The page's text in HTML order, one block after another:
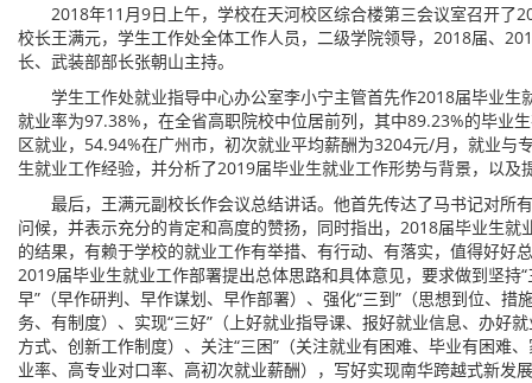
2018年11月9日上午，学校在天河校区综合楼第三会议室召开了
校长王满元，学生工作处全体工作人员，二级学院领导，2018届、
长、武装部部长张朝山主持。
学生工作处就业指导中心办公室李小宁主管首先作2018届毕业生
就业率为97.38%，在全省高职院校中位居前列，其中89.23%的毕业
区就业，54.94%在广州市，初次就业平均薪酬为3204元/月，就业与
生就业工作经验，并分析了2019届毕业生就业工作形势与背景，以
最后，王满元副校长作会议总结讲话。他首先传达了马书记对所
问候，并表示充分的肯定和高度的赞扬，同时指出，2018届毕业生
的结果，有赖于学校的就业工作有举措、有行动、有落实，值得好好
2019届毕业生就业工作部署提出总体思路和具体意见，要求做到坚持
早”（早作研判、早作谋划、早作部署）、强化“三到”（思想到位、措
务、有制度）、实现“三好”（上好就业指导课、报好就业信息、办好
方式、创新工作制度）、关注“三困”（关注就业有困难、毕业有困难
业率、高专业对口率、高初次就业薪酬），写好实现南华跨越式新发